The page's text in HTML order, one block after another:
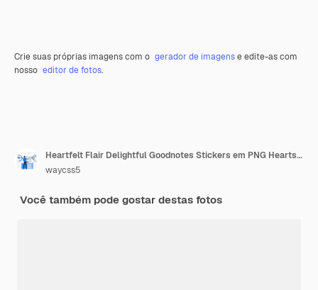
Crie suas próprias imagens com o gerador de imagense edite-as com
nosso editor de fotos.
Heartfelt Flair Delightful Goodnotes Stickers em PNG Heartshaped Sticky Notes Ratio de Aspecto 32
waycss5
Você também pode gostar destas fotos